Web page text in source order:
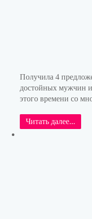
Получила 4
достойных мужчин
этого времени со
Читать далее...